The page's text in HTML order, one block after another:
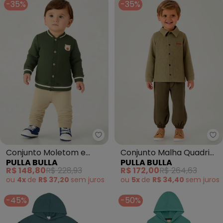
-35%
Pulla Bulla - Conjunto Moletom
Conjunto Moletom e
Malha Relevo (Verde)
PULLA BULLA
R$ 148,80R$ 228,93
ou 4x de R$ 37,20 sem juros
-35%
Conjunto Malha Quadri
(Verde)
PULLA BULLA
R$ 172,00R$ 264,63
ou 5x de R$ 34,40 sem juros
-45% -50%